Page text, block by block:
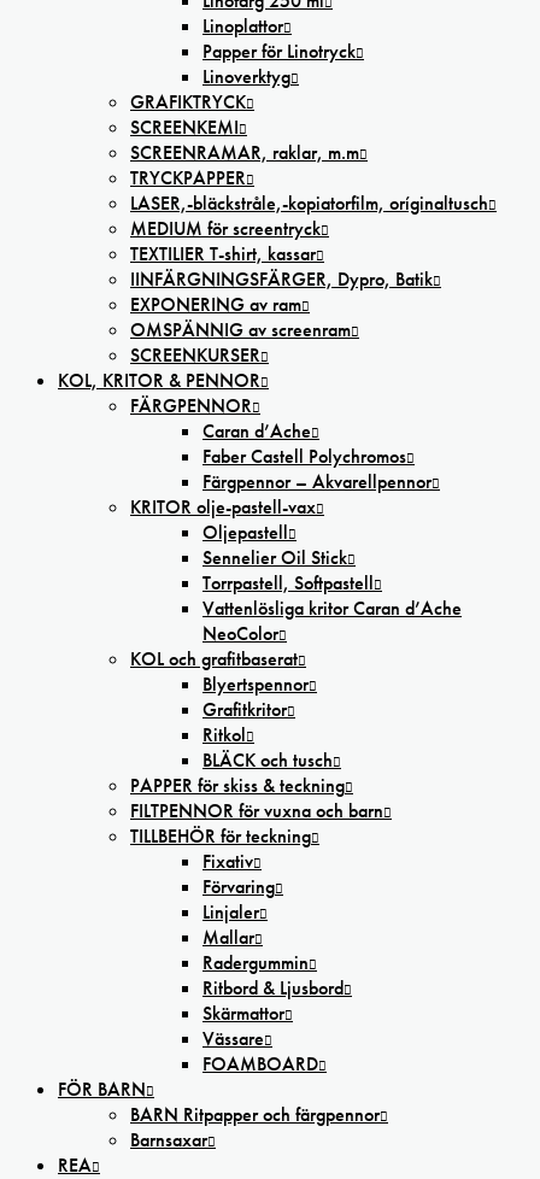
Linoplattor
Papper för Linotryck
Linoverktyg
GRAFIKTRYCK
SCREENKEMI
SCREENRAMAR, raklar, m.m
TRYCKPAPPER
LASER,-bläckstråle,-kopiatorfilm, oríginaltusch
MEDIUM för screentryck
TEXTILIER T-shirt, kassar
IINFÄRGNINGSFÄRGER, Dypro, Batik
EXPONERING av ram
OMSPÄNNIG av screenram
SCREENKURSER
KOL, KRITOR & PENNOR
FÄRGPENNOR
Caran d’Ache
Faber Castell Polychromos
Färgpennor – Akvarellpennor
KRITOR olje-pastell-vax
Oljepastell
Sennelier Oil Stick
Torrpastell, Softpastell
Vattenlösliga kritor Caran d’Ache
NeoColor
KOL och grafitbaserat
Blyertspennor
Grafitkritor
Ritkol
BLÄCK och tusch
PAPPER för skiss & teckning
FILTPENNOR för vuxna och barn
TILLBEHÖR för teckning
Fixativ
Förvaring
Linjaler
Mallar
Radergummin
Ritbord & Ljusbord
Skärmattor
Vässare
FOAMBOARD
FÖR BARN
BARN Ritpapper och färgpennor
Barnsaxar
REA